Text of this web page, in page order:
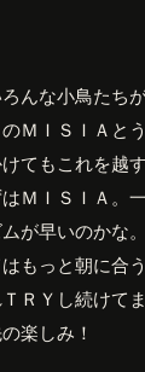
んな小鳥たち
ＭＩＳＩＡと
てもこれを越
ＭＩＳＩＡ。
が早いのかな
もっと朝に合
ＲＹし続けて
楽しみ！